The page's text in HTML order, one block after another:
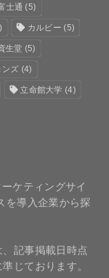
士通 (5)
カルビー (5)
生堂 (5)
ンズ (4)
立命館大学 (4)
ケティングサイ
を導入企業から探
記事掲載日時点
じております。